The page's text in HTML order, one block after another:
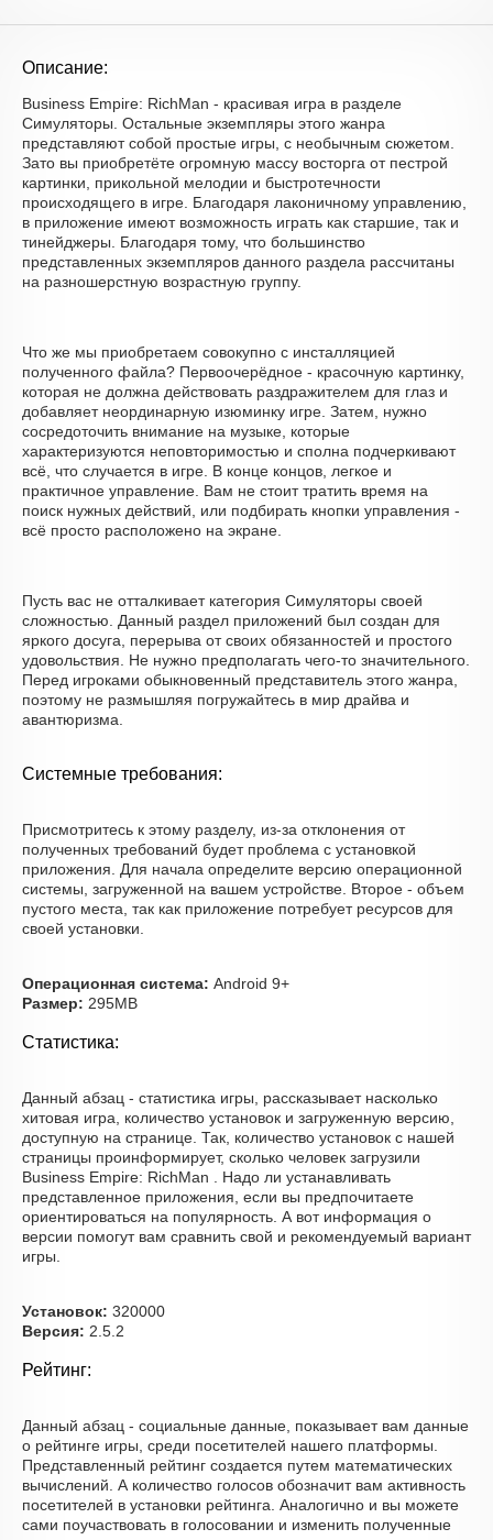
Описание:
Business Empire: RichMan - красивая игра в разделе
Симуляторы. Остальные экземпляры этого жанра
представляют собой простые игры, с необычным сюжетом.
Зато вы приобретёте огромную массу восторга от пестрой
картинки, прикольной мелодии и быстротечности
происходящего в игре. Благодаря лаконичному управлению,
в приложение имеют возможность играть как старшие, так и
тинейджеры. Благодаря тому, что большинство
представленных экземпляров данного раздела рассчитаны
на разношерстную возрастную группу.
Что же мы приобретаем совокупно с инсталляцией
полученного файла? Первоочерёдное - красочную картинку,
которая не должна действовать раздражителем для глаз и
добавляет неординарную изюминку игре. Затем, нужно
сосредоточить внимание на музыке, которые
характеризуются неповторимостью и сполна подчеркивают
всё, что случается в игре. В конце концов, легкое и
практичное управление. Вам не стоит тратить время на
поиск нужных действий, или подбирать кнопки управления -
всё просто расположено на экране.
Пусть вас не отталкивает категория Симуляторы своей
сложностью. Данный раздел приложений был создан для
яркого досуга, перерыва от своих обязанностей и простого
удовольствия. Не нужно предполагать чего-то значительного.
Перед игроками обыкновенный представитель этого жанра,
поэтому не размышляя погружайтесь в мир драйва и
авантюризма.
Системные требования:
Присмотритесь к этому разделу, из-за отклонения от
полученных требований будет проблема с установкой
приложения. Для начала определите версию операционной
системы, загруженной на вашем устройстве. Второе - объем
пустого места, так как приложение потребует ресурсов для
своей установки.
Операционная система: Android 9+
Размер: 295MB
Статистика:
Данный абзац - статистика игры, рассказывает насколько
хитовая игра, количество установок и загруженную версию,
доступную на странице. Так, количество установок с нашей
страницы проинформирует, сколько человек загрузили
Business Empire: RichMan . Надо ли устанавливать
представленное приложения, если вы предпочитаете
ориентироваться на популярность. А вот информация о
версии помогут вам сравнить свой и рекомендуемый вариант
игры.
Установок: 320000
Версия: 2.5.2
Рейтинг:
Данный абзац - социальные данные, показывает вам данные
о рейтинге игры, среди посетителей нашего платформы.
Представленный рейтинг создается путем математических
вычислений. А количество голосов обозначит вам активность
посетителей в установки рейтинга. Аналогично и вы можете
сами поучаствовать в голосовании и изменить полученные